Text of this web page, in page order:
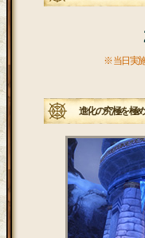
※ 当日実
進化の究極を極